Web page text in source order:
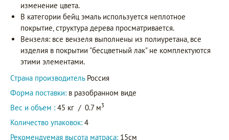
изменение цвета.
В категории бейц эмаль используется неплотное
покрытие, структура дерева просматривается.
Вензеля: все вензеля выполнены из полиуретана, все
изделия в покрытии "бесцветный лак" не комплектуются
этими элементами.
Страна производитель Россия
Форма поставки: в разобранном виде
Вес и объем : 45 кг / 0.7 м3
Количество упаковок: 4
Рекомендуемая высота матраса: 15см